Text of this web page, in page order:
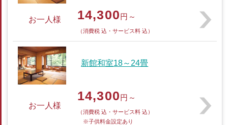
お一人様 14,300円～
（消費税 込・サービス料 込）
新館和室18～24畳
お一人様
14,300円～
（消費税 込・サービス料 込）
※子供料金設定あり